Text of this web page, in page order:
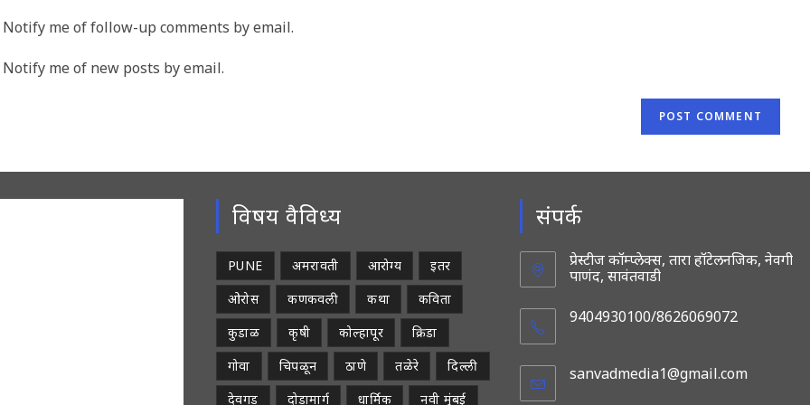
address
Notify me of follow-up comments by email.
Notify me of new posts by email.
विषय वैविध्य
PUNE अमरावती आरोग्य
इतर
ओरोस
कणकवली कथा
कविता
कुडाळ
कृषी कोल्हापूर
क्रिडा
गोवा
चिपळून ठाणे तळेरे
दिल्ली
देवगड
दोडामार्ग धार्मिक नवी मुंबई
संपर्क
प्रेस्टीज कॉम्प्लेक्स, तारा हॉटेलनजिक, नेवगी
पाणंद, सावंतवाडी
9404930100/8626069072
sanvadmedia1@gmail.com